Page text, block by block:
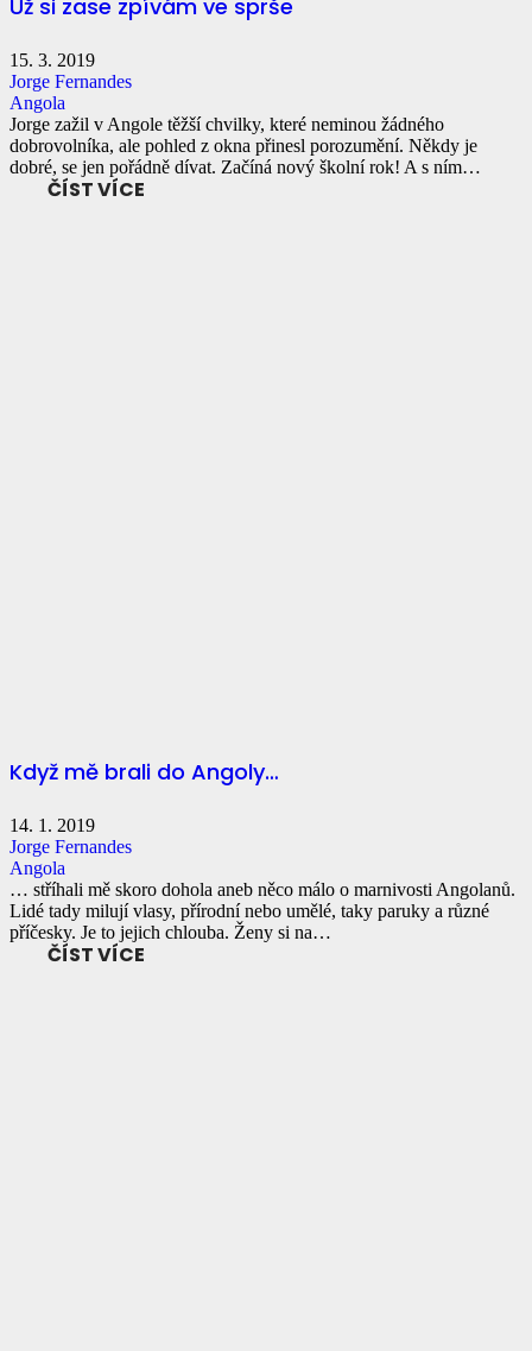
Už si zase zpívám ve sprše
15. 3. 2019
Jorge Fernandes
Angola
Jorge zažil v Angole těžší chvilky, které neminou žádného
dobrovolníka, ale pohled z okna přinesl porozumění. Někdy je
dobré, se jen pořádně dívat. Začíná nový školní rok! A s ním…
ČÍST VÍCE
Když mě brali do Angoly…
14. 1. 2019
Jorge Fernandes
Angola
… stříhali mě skoro dohola aneb něco málo o marnivosti Angolanů.
Lidé tady milují vlasy, přírodní nebo umělé, taky paruky a různé
příčesky. Je to jejich chlouba. Ženy si na…
ČÍST VÍCE